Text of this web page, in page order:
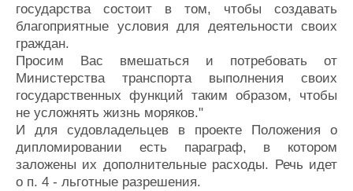
государства состоит в том, чтобы создавать
благоприятные условия для деятельности своих
граждан.
Просим Вас вмешаться и потребовать от
Министерства транспорта выполнения своих
государственных функций таким образом, чтобы
не усложнять жизнь моряков."
И для судовладельцев в проекте Положения о
дипломировании есть параграф, в котором
заложены их дополнительные расходы. Речь идет
о п. 4 - льготные разрешения.